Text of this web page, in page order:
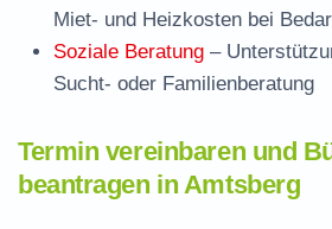
Miet- und Heizkosten bei
Soziale Beratung –
Sucht- oder Familienberatung
Termin vereinbaren und
beantragen in Amtsberg